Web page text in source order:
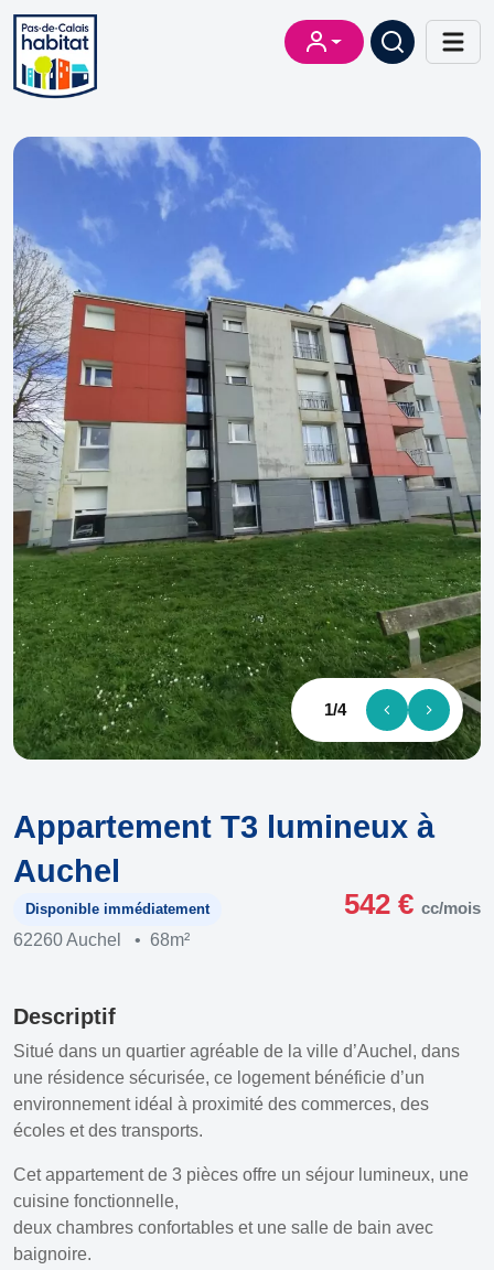
1/4
Appartement T3 lumineux à
Auchel
Disponible immédiatement 542 € cc/mois
62260 Auchel
• 68m²
Descriptif
Situé dans un quartier agréable de la ville d’Auchel, dans
une résidence sécurisée, ce logement bénéficie d’un
environnement idéal à proximité des commerces, des
écoles et des transports.
Cet appartement de 3 pièces offre un séjour lumineux, une
cuisine fonctionnelle,
deux chambres confortables et une salle de bain avec
baignoire.